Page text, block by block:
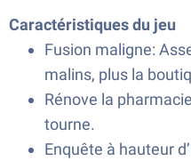
Caractéristiques du jeu
Fusion maligne:
malins, plus la
Rénove la
tourne.
Enquête à hauteur